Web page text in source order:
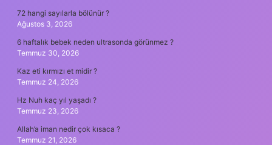
72 hangi sayılarla bölünür ?
Ağustos 3, 2026
6 haftalık bebek neden ultrasonda görünmez ?
Temmuz 30, 2026
Kaz eti kırmızı et midir ?
Temmuz 24, 2026
Hz Nuh kaç yıl yaşadı ?
Temmuz 23, 2026
Allah’a iman nedir çok kısaca ?
Temmuz 21, 2026